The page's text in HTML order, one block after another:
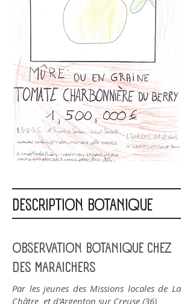
DESCRIPTION BOTANIQUE
OBSERVATION BOTANIQUE CHEZ
DES MARAICHERS
Par les jeunes des Missions locales de La
Châtre et d'Argenton sur Creuse (36)